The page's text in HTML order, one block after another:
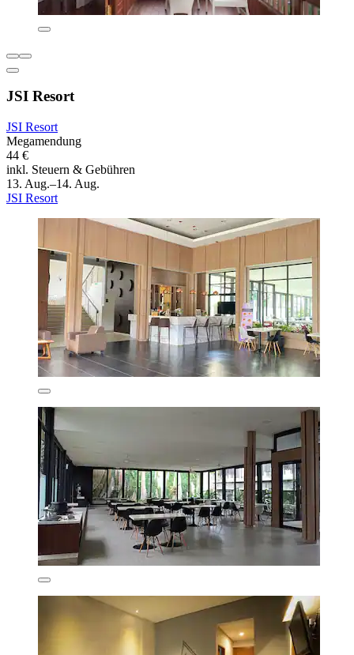
JSI Resort
JSI Resort
Megamendung
44 €
inkl. Steuern & Gebühren
13. Aug.–14. Aug.
JSI Resort